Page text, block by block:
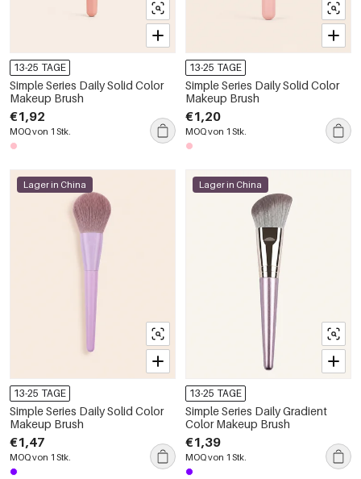
13-25 TAGE
Simple Series Daily Solid Color
Makeup Brush
€1,92
MOQ von 1 Stk.
13-25 TAGE
Simple Series Daily Solid Color
Makeup Brush
€1,20
MOQ von 1 Stk.
Lager in China
13-25 TAGE
Simple Series Daily Solid Color
Makeup Brush
€1,47
MOQ von 1 Stk.
Lager in China
13-25 TAGE
Simple Series Daily Gradient
Color Makeup Brush
€1,39
MOQ von 1 Stk.